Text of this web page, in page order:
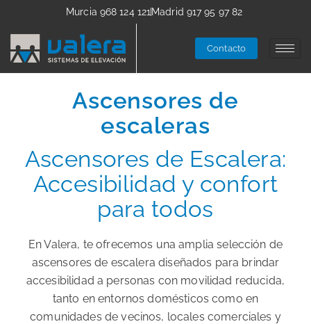
Murcia 968 124 121 Madrid 917 95 97 82
Contacto
Ascensores de
escaleras
Ascensores de Escalera:
Accesibilidad y confort
para todos
En Valera, te ofrecemos una amplia selección de
ascensores de escalera diseñados para brindar
accesibilidad a personas con movilidad reducida,
tanto en entornos domésticos como en
comunidades de vecinos, locales comerciales y